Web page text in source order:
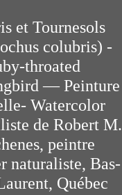
et Tournesols
colubris) -
throated
— Peinture
Watercolor
de Robert M.
peintre
naturaliste, Bas-
Québec